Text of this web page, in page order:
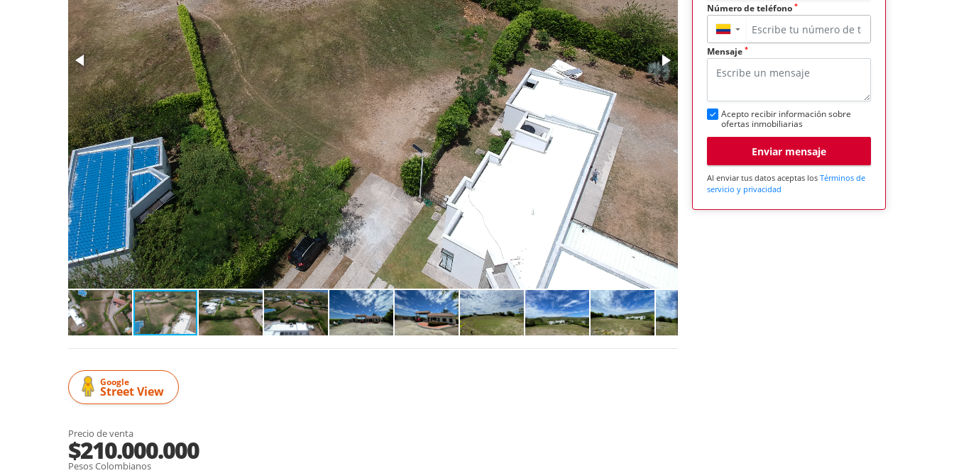
Google
Street View
Precio de venta
$210.000.000
Pesos Colombianos
Número de teléfono *
▼
Mensaje *
Acepto recibir información sobre
ofertas inmobiliarias
Enviar mensaje
Al enviar tus datos aceptas los Términos de
servicio y privacidad